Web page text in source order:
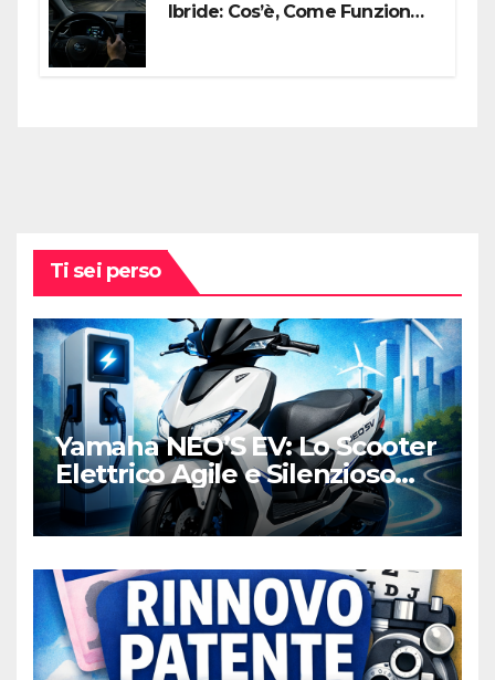
Ibride: Cos’è, Come Funziona e
Ti sei perso
Yamaha NEO’S EV: Lo Scooter
Elettrico Agile e Silenzioso
per la Città